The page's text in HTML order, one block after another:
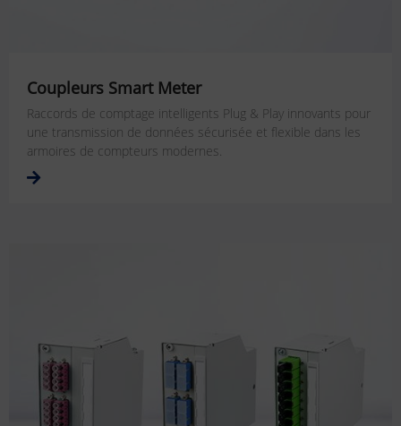
Coupleurs Smart Meter
Raccords de comptage intelligents Plug & Play innovants pour
une transmission de données sécurisée et flexible dans les
armoires de compteurs modernes.